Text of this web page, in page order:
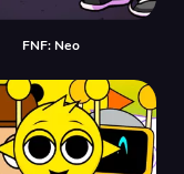
FNF: Neo